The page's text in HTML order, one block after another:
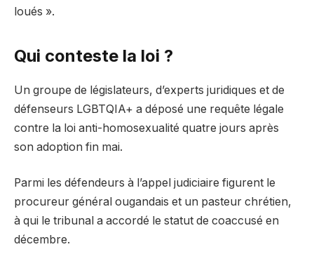
loués ».
Qui conteste la loi ?
Un groupe de législateurs, d’experts juridiques et de
défenseurs LGBTQIA+ a déposé une requête légale
contre la loi anti-homosexualité quatre jours après
son adoption fin mai.
Parmi les défendeurs à l’appel judiciaire figurent le
procureur général ougandais et un pasteur chrétien,
à qui le tribunal a accordé le statut de coaccusé en
décembre.